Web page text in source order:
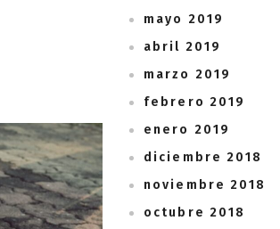
mayo 2019
abril 2019
marzo 2019
febrero 2019
enero 2019
diciembre 2018
noviembre 2018
octubre 2018